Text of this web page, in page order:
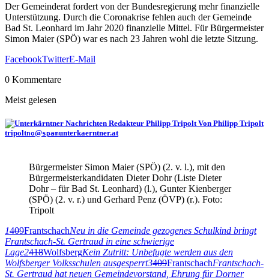
Der Gemeinderat fordert von der Bundesregierung mehr finanzielle
Unterstützung. Durch die Coronakrise fehlen auch der Gemeinde
Bad St. Leonhard im Jahr 2020 finanzielle Mittel. Für Bürgermeister
Simon Maier (SPÖ) war es nach 23 Jahren wohl die letzte Sitzung.
FacebookTwitterE-Mail
0 Kommentare
Meist gelesen
Von Philipp Tripolt
tripoltno@spamunterkaerntner.at
Bürgermeister Simon Maier (SPÖ) (2. v. l.), mit den
Bürgermeisterkandidaten Dieter Dohr (Liste Dieter
Dohr – für Bad St. Leonhard) (l.), Gunter Kienberger
(SPÖ) (2. v. r.) und Gerhard Penz (ÖVP) (r.). Foto:
Tripolt
1409FrantschachNeu in die Gemeinde gezogenes Schulkind bringt
Frantschach-St. Gertraud in eine schwierige
Lage2418WolfsbergKein Zutritt: Unbefugte werden aus den
Wolfsberger Volksschulen ausgesperrt3409FrantschachFrantschach-
St. Gertraud hat neuen Gemeindevorstand, Ehrung für Dorner